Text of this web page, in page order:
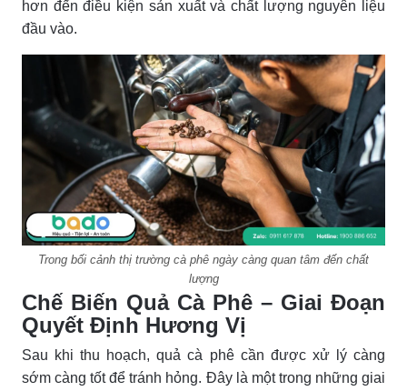
hơn đến điều kiện sản xuất và chất lượng nguyên liệu
đầu vào.
Trong bối cảnh thị trường cà phê ngày càng quan tâm đến chất
lượng
Chế Biến Quả Cà Phê – Giai Đoạn
Quyết Định Hương Vị
Sau khi thu hoạch, quả cà phê cần được xử lý càng
sớm càng tốt để tránh hỏng. Đây là một trong những giai